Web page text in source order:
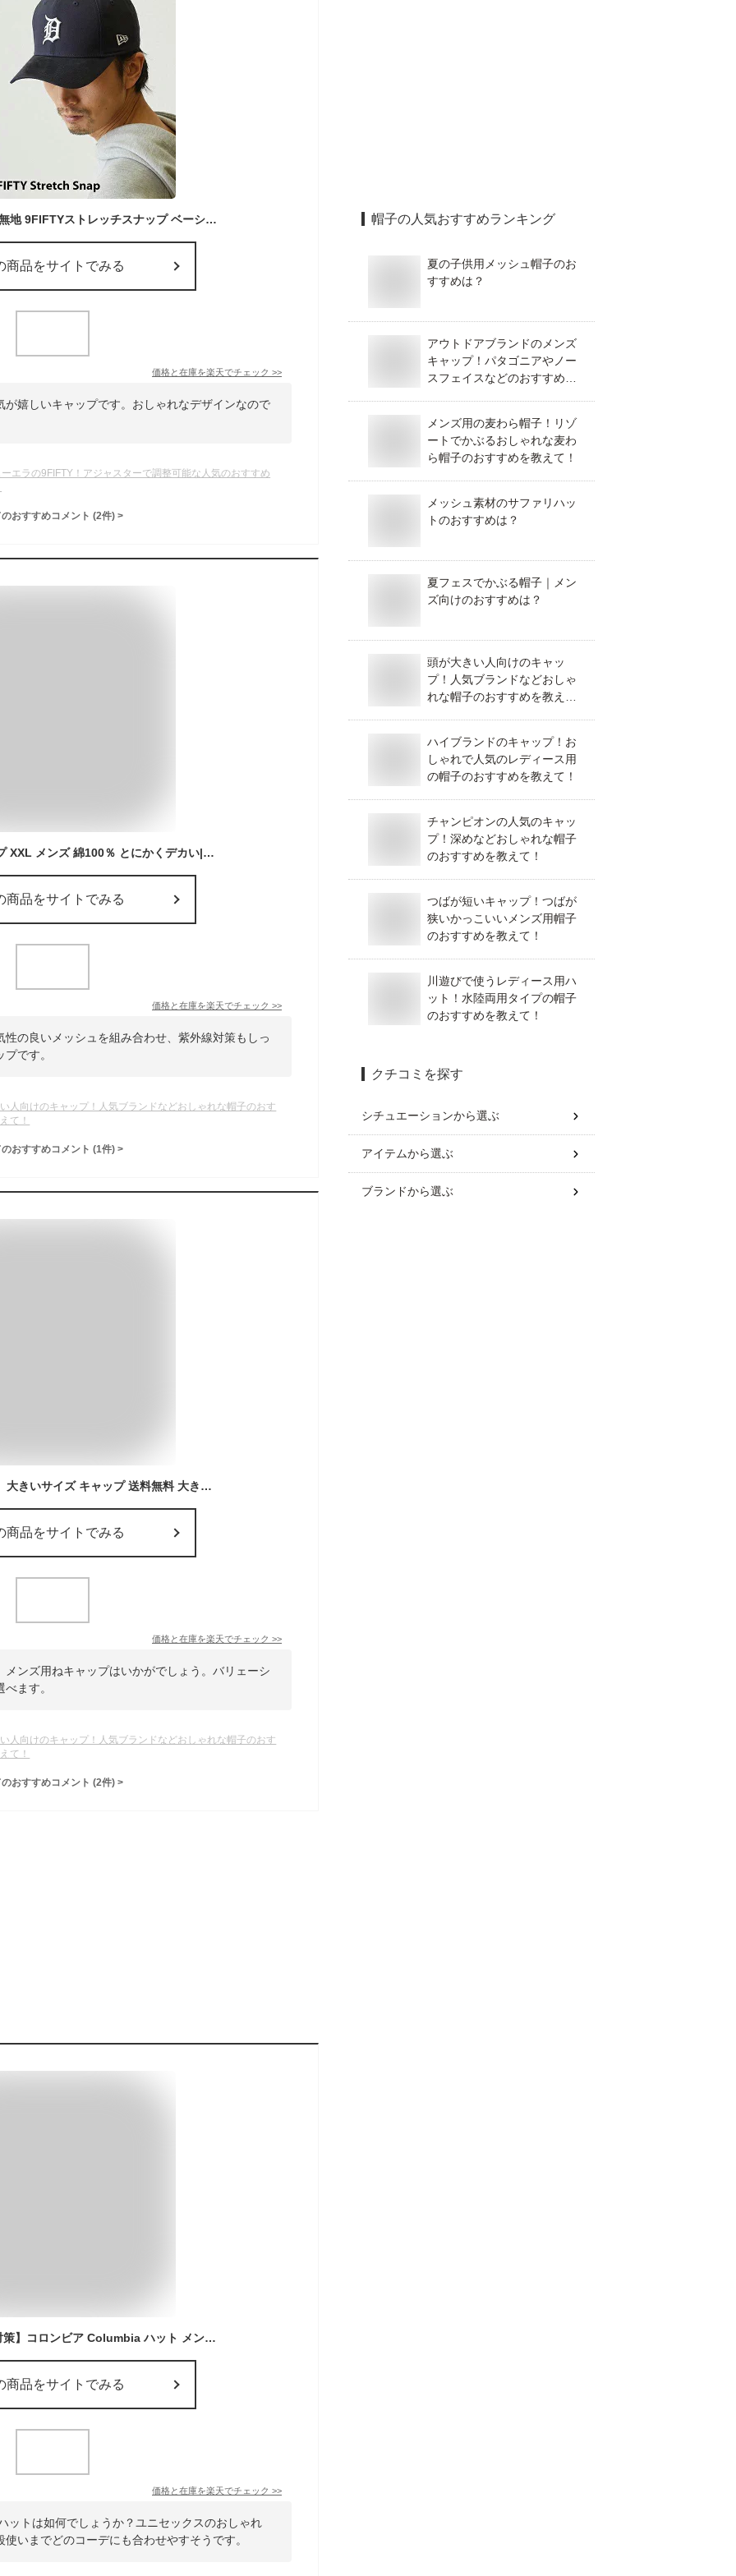
ニューエラ キャップ 無地 9FIFTYストレッチスナップ ベーシック スナップバック アジャスタブル 大きいサイズ 8以上 大きめ newera stretch snap XL ブラック 黒 ネイビー 紺 無地 デトロイトタイガース ヤンキース ホワイトソックス 特大 帽子 l/xl ビッグサイズ
商品をサイトでみる
価格と在庫を楽天でチェック >>
嬉しいキャップです。おしゃれなデザインなので
エラの9FIFTY！アジャスターで調整可能な人気のおすすめ
おすすめコメント (2件) >
大きいサイズ キャップ XXL メンズ 綿100％ とにかくデカい| 大きめ 深め 通気性 メッシュキャップ UV対策 紫外線対策 アウトドア キャンプ レジャー 蒸れない ベーシック シンプル おしゃれ かっこいい ワークキャップ 春 夏 オールシーズン ギフト プレゼント
商品をサイトでみる
価格と在庫を楽天でチェック >>
の良いメッシュを組み合わせ、紫外線対策もしっ
です。
人向けのキャップ！人気ブランドなどおしゃれな帽子のおす
て！
おすすめコメント (1件) >
【とにかくデカい！】 大きいサイズ キャップ 送料無料 大きめ ビッグサイズ ★REV 7987345 BIG SIZE 帽子 ハット キャップ キャスケット メンズキャップ 大きいサイズ バケット 大きい帽子 メンズ メンズ帽子 大きい 頭 メッシュキャップ
商品をサイトでみる
価格と在庫を楽天でチェック >>
ンズ用ねキャップはいかがでしょう。バリェーシ
ます。
人向けのキャップ！人気ブランドなどおしゃれな帽子のおす
て！
おすすめコメント (2件) >
【セール】【紫外線対策】コロンビア Columbia ハット メンズ レディース イエロードッグマウンテンブーニー 帽子 ブーニーハット アドベンチャーハット サファリハット アウトドア UVカット 撥水 速乾 軽量 登山 フェス 釣り キャンプ トレッキング 男女兼用 春夏 PU5700
商品をサイトでみる
価格と在庫を楽天でチェック >>
ットは如何でしょうか？ユニセックスのおしゃれ
いまでどのコーデにも合わせやすそうです。
帽子の人気おすすめランキング
夏の子供用メッシュ帽子のお
すすめは？
アウトドアブランドのメンズ
キャップ！パタゴニアやノー
スフェイスなどのおすすめ
メンズ用の麦わら帽子！リゾ
ートでかぶるおしゃれな麦わ
ら帽子のおすすめを教えて！
メッシュ素材のサファリハッ
トのおすすめは？
夏フェスでかぶる帽子｜メン
ズ向けのおすすめは？
頭が大きい人向けのキャッ
プ！人気ブランドなどおしゃ
れな帽子のおすすめを教え
ハイブランドのキャップ！お
しゃれで人気のレディース用
の帽子のおすすめを教えて！
チャンピオンの人気のキャッ
プ！深めなどおしゃれな帽子
のおすすめを教えて！
つばが短いキャップ！つばが
狭いかっこいいメンズ用帽子
のおすすめを教えて！
川遊びで使うレディース用ハ
ット！水陸両用タイプの帽子
のおすすめを教えて！
クチコミを探す
シチュエーションから選ぶ
アイテムから選ぶ
ブランドから選ぶ